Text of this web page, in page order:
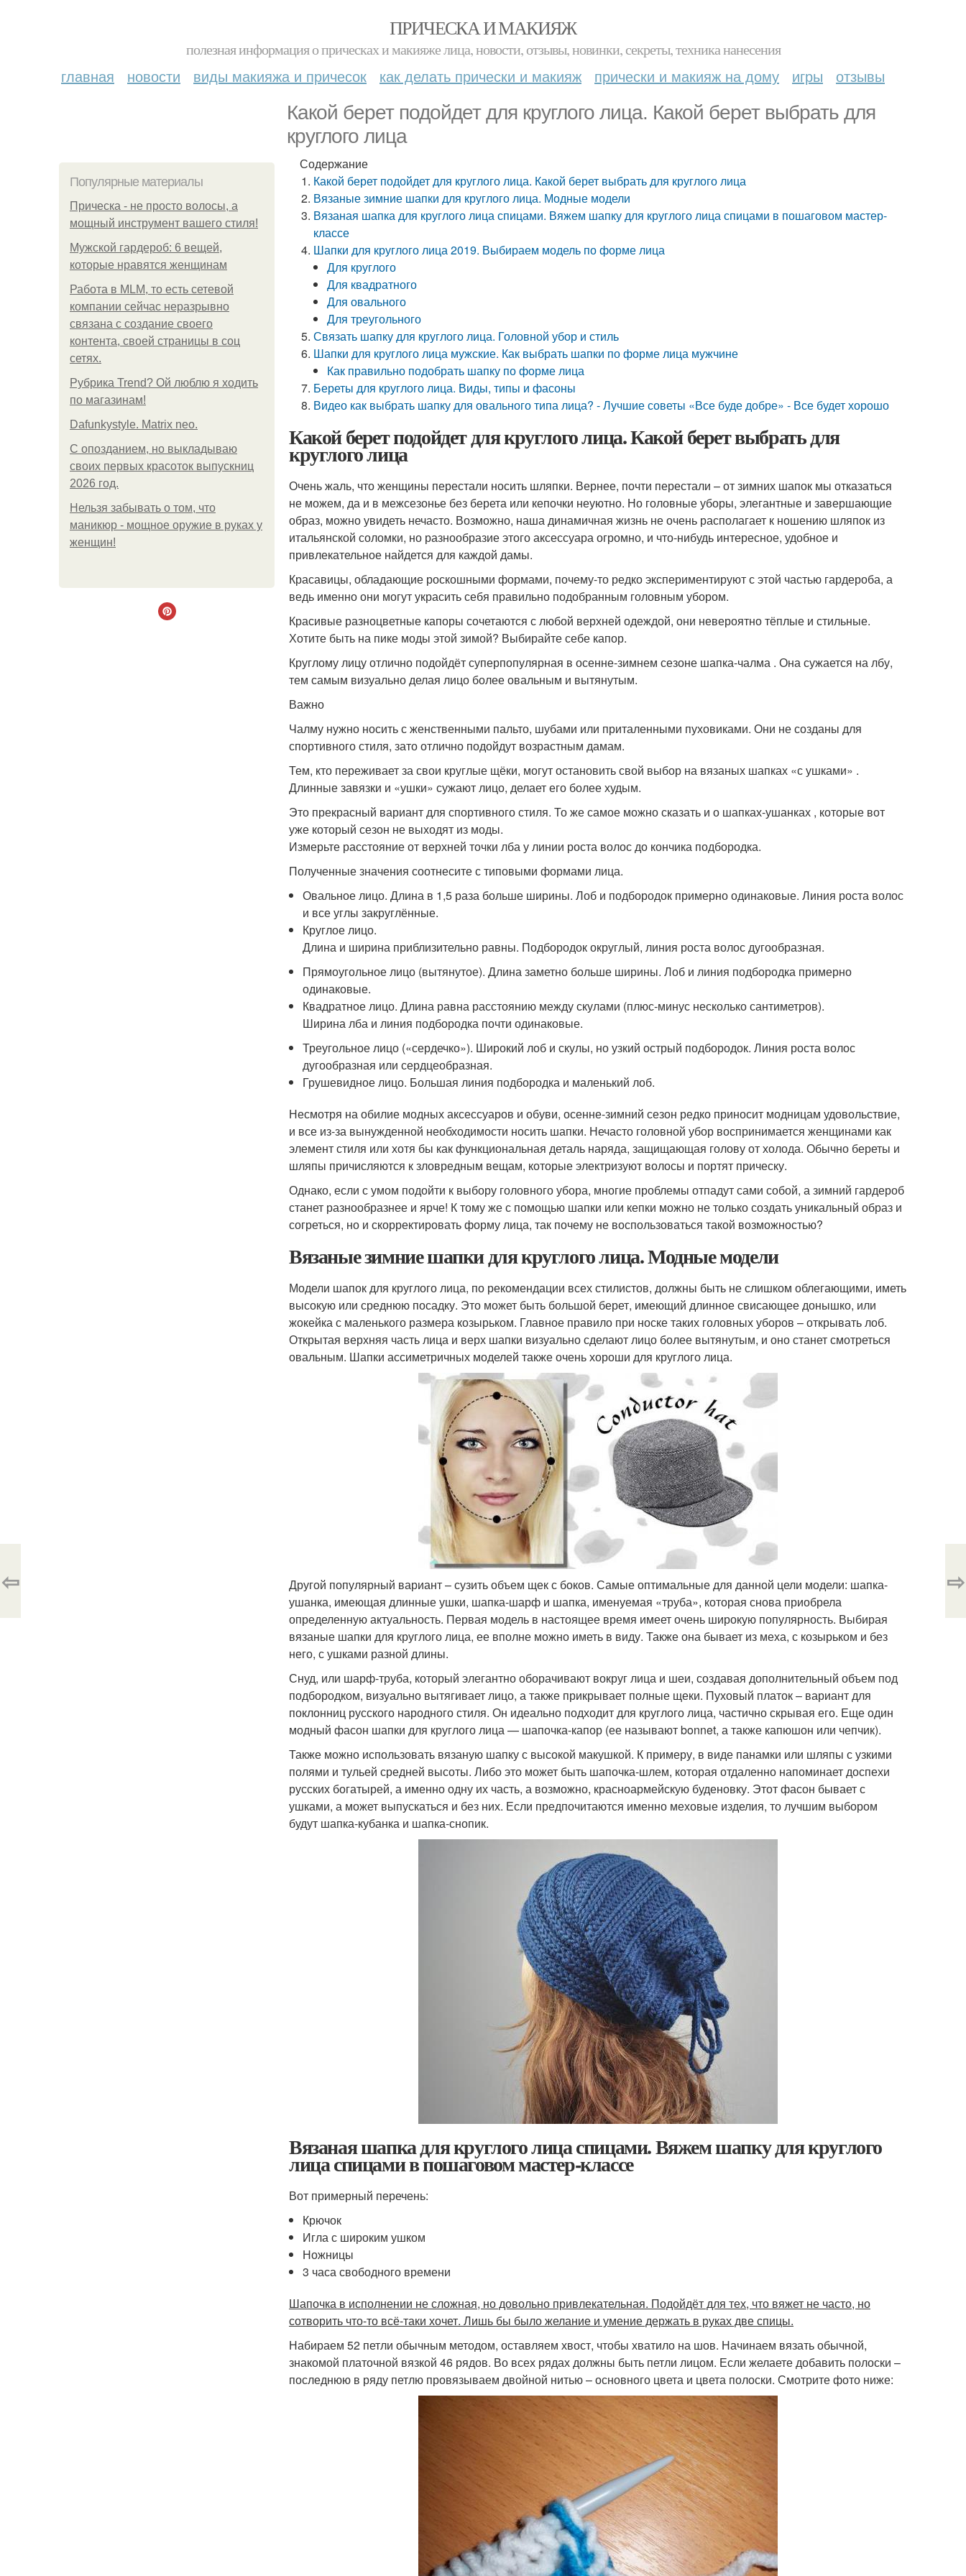
ПРИЧЕСКА И МАКИЯЖ
полезная информация о прическах и макияже лица, новости, отзывы, новинки, секреты, техника нанесения
главная новости виды макияжа и причесок как делать прически и макияж прически и макияж на дому игры отзывы
Какой берет подойдет для круглого лица. Какой берет выбрать для
круглого лица
Популярные материалы
Прическа - не просто волосы, а
мощный инструмент вашего стиля!
Мужской гардероб: 6 вещей,
которые нравятся женщинам
Работа в MLM, то есть сетевой
компании сейчас неразрывно
связана с создание своего
контента, своей страницы в соц
сетях.
Рубрика Trend? Ой люблю я ходить
по магазинам!
Dafunkystyle. Matrix neo.
С опозданием, но выкладываю
своих первых красоток выпускниц
2026 год.
Нельзя забывать о том, что
маникюр - мощное оружие в руках у
женщин!
Содержание
Какой берет подойдет для круглого лица. Какой берет выбрать для круглого лица
Вязаные зимние шапки для круглого лица. Модные модели
Вязаная шапка для круглого лица спицами. Вяжем шапку для круглого лица спицами в пошаговом мастер-
классе
Шапки для круглого лица 2019. Выбираем модель по форме лица
Для круглого
Для квадратного
Для овального
Для треугольного
Связать шапку для круглого лица. Головной убор и стиль
Шапки для круглого лица мужские. Как выбрать шапки по форме лица мужчине
Как правильно подобрать шапку по форме лица
Береты для круглого лица. Виды, типы и фасоны
Видео как выбрать шапку для овального типа лица? - Лучшие советы «Все буде добре» - Все будет хорошо
Какой берет подойдет для круглого лица. Какой берет выбрать для
круглого лица
Очень жаль, что женщины перестали носить шляпки. Вернее, почти перестали – от зимних шапок мы отказаться
не можем, да и в межсезонье без берета или кепочки неуютно. Но головные уборы, элегантные и завершающие
образ, можно увидеть нечасто. Возможно, наша динамичная жизнь не очень располагает к ношению шляпок из
итальянской соломки, но разнообразие этого аксессуара огромно, и что-нибудь интересное, удобное и
привлекательное найдется для каждой дамы.
Красавицы, обладающие роскошными формами, почему-то редко экспериментируют с этой частью гардероба, а
ведь именно они могут украсить себя правильно подобранным головным убором.
Красивые разноцветные капоры сочетаются с любой верхней одеждой, они невероятно тёплые и стильные.
Хотите быть на пике моды этой зимой? Выбирайте себе капор.
Круглому лицу отлично подойдёт суперпопулярная в осенне-зимнем сезоне шапка-чалма . Она сужается на лбу,
тем самым визуально делая лицо более овальным и вытянутым.
Важно
Чалму нужно носить с женственными пальто, шубами или приталенными пуховиками. Они не созданы для
спортивного стиля, зато отлично подойдут возрастным дамам.
Тем, кто переживает за свои круглые щёки, могут остановить свой выбор на вязаных шапках «с ушками» .
Длинные завязки и «ушки» сужают лицо, делает его более худым.
Это прекрасный вариант для спортивного стиля. То же самое можно сказать и о шапках-ушанках , которые вот
уже который сезон не выходят из моды.
Измерьте расстояние от верхней точки лба у линии роста волос до кончика подбородка.
Полученные значения соотнесите с типовыми формами лица.
Овальное лицо. Длина в 1,5 раза больше ширины. Лоб и подбородок примерно одинаковые. Линия роста волос
и все углы закруглённые.
Круглое лицо.
Длина и ширина приблизительно равны. Подбородок округлый, линия роста волос дугообразная.
Прямоугольное лицо (вытянутое). Длина заметно больше ширины. Лоб и линия подбородка примерно
одинаковые.
Квадратное лицо. Длина равна расстоянию между скулами (плюс-минус несколько сантиметров).
Ширина лба и линия подбородка почти одинаковые.
Треугольное лицо («сердечко»). Широкий лоб и скулы, но узкий острый подбородок. Линия роста волос
дугообразная или сердцеобразная.
Грушевидное лицо. Большая линия подбородка и маленький лоб.
Несмотря на обилие модных аксессуаров и обуви, осенне-зимний сезон редко приносит модницам удовольствие,
и все из-за вынужденной необходимости носить шапки. Нечасто головной убор воспринимается женщинами как
элемент стиля или хотя бы как функциональная деталь наряда, защищающая голову от холода. Обычно береты и
шляпы причисляются к зловредным вещам, которые электризуют волосы и портят прическу.
Однако, если с умом подойти к выбору головного убора, многие проблемы отпадут сами собой, а зимний гардероб
станет разнообразнее и ярче! К тому же с помощью шапки или кепки можно не только создать уникальный образ и
согреться, но и скорректировать форму лица, так почему не воспользоваться такой возможностью?
Вязаные зимние шапки для круглого лица. Модные модели
Модели шапок для круглого лица, по рекомендации всех стилистов, должны быть не слишком облегающими, иметь
высокую или среднюю посадку. Это может быть большой берет, имеющий длинное свисающее донышко, или
жокейка с маленького размера козырьком. Главное правило при носке таких головных уборов – открывать лоб.
Открытая верхняя часть лица и верх шапки визуально сделают лицо более вытянутым, и оно станет смотреться
овальным. Шапки ассиметричных моделей также очень хороши для круглого лица.
Другой популярный вариант – сузить объем щек с боков. Самые оптимальные для данной цели модели: шапка-
ушанка, имеющая длинные ушки, шапка-шарф и шапка, именуемая «труба», которая снова приобрела
определенную актуальность. Первая модель в настоящее время имеет очень широкую популярность. Выбирая
вязаные шапки для круглого лица, ее вполне можно иметь в виду. Также она бывает из меха, с козырьком и без
него, с ушками разной длины.
Снуд, или шарф-труба, который элегантно оборачивают вокруг лица и шеи, создавая дополнительный объем под
подбородком, визуально вытягивает лицо, а также прикрывает полные щеки. Пуховый платок – вариант для
поклонниц русского народного стиля. Он идеально подходит для круглого лица, частично скрывая его. Еще один
модный фасон шапки для круглого лица — шапочка-капор (ее называют bonnet, а также капюшон или чепчик).
Также можно использовать вязаную шапку с высокой макушкой. К примеру, в виде панамки или шляпы с узкими
полями и тульей средней высоты. Либо это может быть шапочка-шлем, которая отдаленно напоминает доспехи
русских богатырей, а именно одну их часть, а возможно, красноармейскую буденовку. Этот фасон бывает с
ушками, а может выпускаться и без них. Если предпочитаются именно меховые изделия, то лучшим выбором
будут шапка-кубанка и шапка-снопик.
Вязаная шапка для круглого лица спицами. Вяжем шапку для круглого
лица спицами в пошаговом мастер-классе
Вот примерный перечень:
Крючок
Игла с широким ушком
Ножницы
3 часа свободного времени
Шапочка в исполнении не сложная, но довольно привлекательная. Подойдёт для тех, что вяжет не часто, но
сотворить что-то всё-таки хочет. Лишь бы было желание и умение держать в руках две спицы.
Набираем 52 петли обычным методом, оставляем хвост, чтобы хватило на шов. Начинаем вязать обычной,
знакомой платочной вязкой 46 рядов. Во всех рядах должны быть петли лицом. Если желаете добавить полоски –
последнюю в ряду петлю провязываем двойной нитью – основного цвета и цвета полоски. Смотрите фото ниже:
⇦ ⇨